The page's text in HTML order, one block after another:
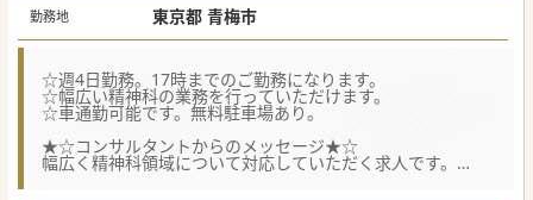
勤務地 東京都 青梅市
☆週4日勤務。17時までのご勤務になります。
☆幅広い精神科の業務を行っていただけます。
☆車通勤可能です。無料駐車場あり。
★☆コンサルタントからのメッセージ★☆
幅広く精神科領域について対応していただく求人です。
地域に寄り添った医療を提供していただく医療機関です。